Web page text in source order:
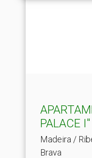
PALACE
Madeira /
Brava